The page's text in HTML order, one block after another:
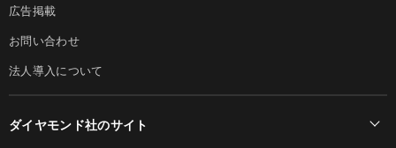
広告掲載
お問い合わせ
法人導入について
ダイヤモンド社のサイト